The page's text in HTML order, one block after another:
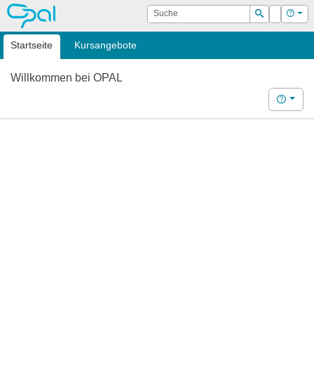
OPAL Suche
Suchen
Login Hilfe
Startseite Kursangebote
Willkommen bei OPAL
Hilfe